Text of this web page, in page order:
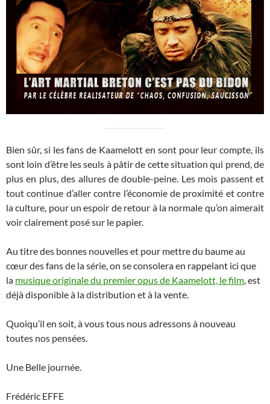
Bien sûr, si les fans de Kaamelott en sont pour leur compte, ils
sont loin d’être les seuls à pâtir de cette situation qui prend, de
plus en plus, des allures de double-peine. Les mois passent et
tout continue d’aller contre l’économie de proximité et contre
la culture, pour un espoir de retour à la normale qu’on aimerait
voir clairement posé sur le papier.
Au titre des bonnes nouvelles et pour mettre du baume au
cœur des fans de la série, on se consolera en rappelant ici que
la musique originale du premier opus de Kaamelott, le film, est
déjà disponible à la distribution et à la vente.
Quoiqu’il en soit, à vous tous nous adressons à nouveau
toutes nos pensées.
Une Belle journée.
Frédéric EFFE